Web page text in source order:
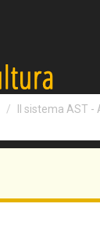
Il sistema AST